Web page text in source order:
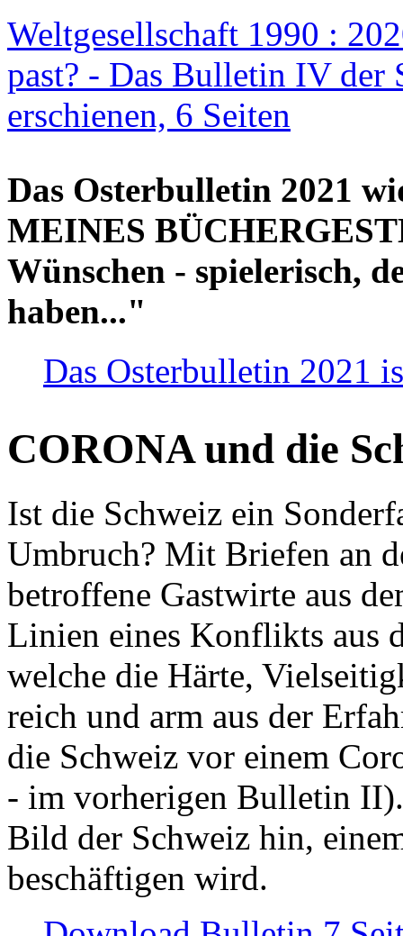
Weltgesellschaft 1990 :
past? - Das Bulletin IV der
erschienen, 6 Seiten
Das Osterbulletin 2021
MEINES
Wünschen - spielerisch,
haben..."
Das Osterbulletin 2021
CORONA und die
Ist die Schweiz ein
Umbruch? Mit Briefen an
betroffene Gastwirte aus
Linien eines Konflikts aus
welche die Härte,
reich und arm aus der
die Schweiz vor einem
- im vorherigen Bulletin
Bild der Schweiz hin,
beschäftigen wird.